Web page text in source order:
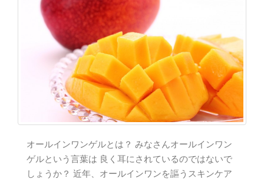
オールインワンゲルとは？ みなさんオールインワン
ゲルという言葉は 良く耳にされているのではないで
しょうか？ 近年、オールインワンを謳うスキンケア